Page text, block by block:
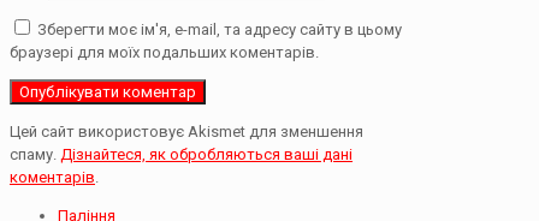
Зберегти моє ім'я, e-mail, та адресу сайту в цьому
браузері для моїх подальших коментарів.
Цей сайт використовує Akismet для зменшення
спаму. Дізнайтеся, як обробляються ваші дані
коментарів
Паління